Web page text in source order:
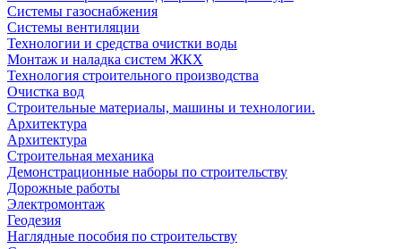
Системы газоснабжения
Системы вентиляции
Технологии и средства очистки воды
Монтаж и наладка систем ЖКХ
Технология строительного производства
Очистка вод
Строительные материалы, машины и технологии.
Архитектура
Архитектура
Cтроительная механика
Демонстрационные наборы по строительству
Дорожные работы
Электромонтаж
Геодезия
Наглядные пособия по строительству